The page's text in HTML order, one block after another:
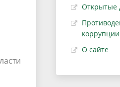
Открытые
коррупции
О сайте